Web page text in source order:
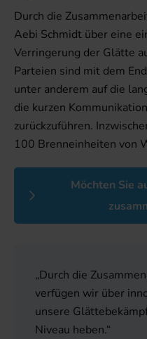
Durch die
Aebi Schmidt über eine
Verringerung der Glätte
Parteien sind mit dem
unter anderem auf die
die kurzen
zurückzuführen.
100 Brenneinheiten von
Möchten Sie
„Durch die
verfügen wir über
unsere
Niveau heben.“